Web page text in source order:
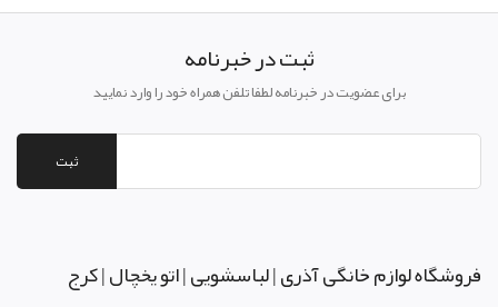
ثبت در خبرنامه
برای عضویت در خبرنامه لطفا تلفن همراه خود را وارد نمایید
ثبت
فروشگاه لوازم خانگی آذری | لباسشویی | اتو یخچال | کرج